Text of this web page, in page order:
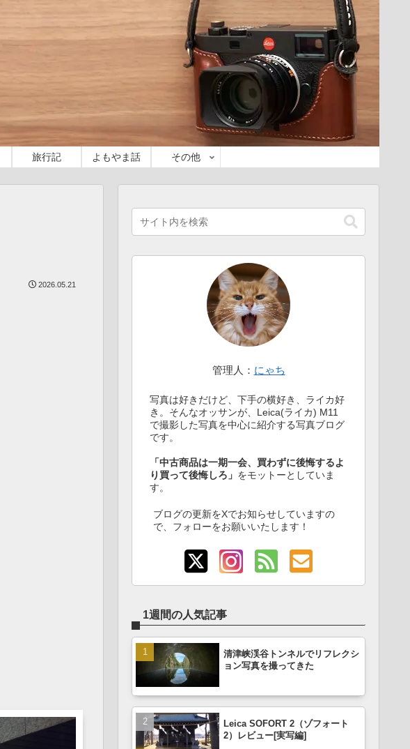
旅行記 よもやま話 その他
2026.05.21
管理人： にゃち
写真は好きだけど、下手の横好き、ライカ好
き。そんなオッサンが、Leica(ライカ) M11
で撮影した写真を中心に紹介する写真ブログ
です。
「中古商品は一期一会、買わずに後悔するよ
り買って後悔しろ」 をモットーとしていま
す。
ブログの更新をXでお知らせしていますの
で、フォローをお願いいたします！
1週間の人気記事
清津峡渓谷トンネルでリフレクシ
ョン写真を撮ってきた
Leica SOFORT 2（ゾフォート
2）レビュー[実写編]